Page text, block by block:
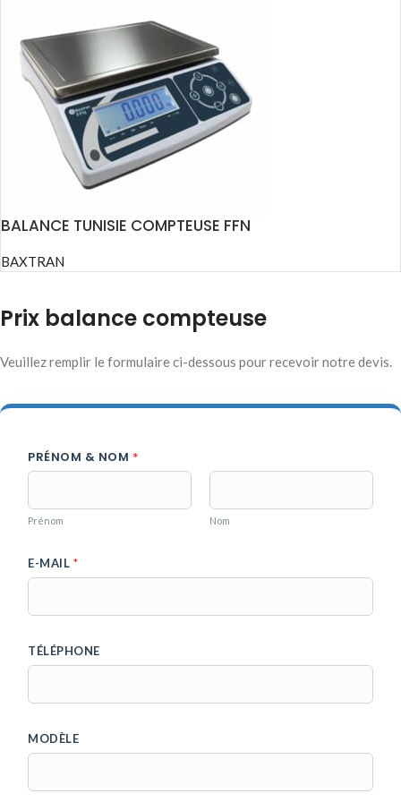
BALANCE TUNISIE COMPTEUSE FFN
BAXTRAN
Prix balance compteuse
Veuillez remplir le formulaire ci-dessous pour recevoir notre devis.
PRÉNOM & NOM *
Prénom Nom
O
D
L
M
E
S
G
E
E
E-MAIL *
TÉLÉPHONE
MODÈLE